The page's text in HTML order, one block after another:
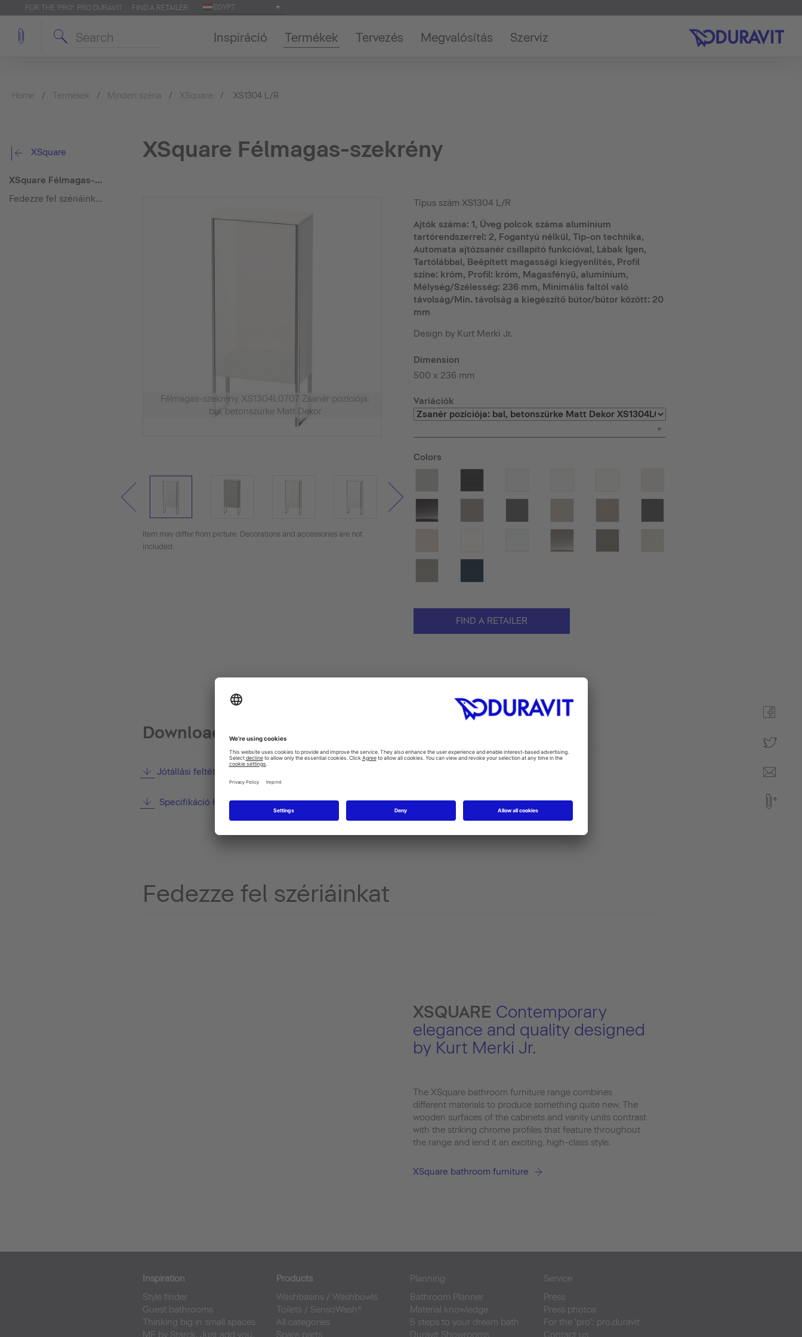
FOR THE 'PRO': PRO.DURAVIT FIND A RETAILER EGYPT
Inspiráció Termékek Tervezés Megvalósítás Szerviz
Home Termékek Minden széria XSquare XS1304 L/R
XSquare
XSquare Félmagas-szekrény
Fedezze fel szériáinkat
XSquare Félmagas-szekrény
Félmagas-szekrény, XS1304L0707 Zsanér pozíciója:
bal, betonszürke Matt Dekor
Item may differ from picture. Decorations and accessories are not
included.
Típus szám XS1304 L/R
Ajtók száma: 1, Üveg polcok száma alumínium
tartórendszerrel: 2, Fogantyú nélkül, Tip-on technika,
Automata ajtózsanér csillapító funkcióval, Lábak Igen,
Tartólábbal, Beépített magassági kiegyenlítés, Profil
színe: króm, Profil: króm, Magasfényű, alumínium,
Mélység/Szélesség: 236 mm, Minimális faltól való
távolság/Min. távolság a kiegészítő bútor/bútor között: 20
mm
Design by Kurt Merki Jr.
Dimension
500 x 236 mm
Variációk
Colors
FIND A RETAILER
Downloads
Jótállási feltételek
Specifikáció Kézikönyv CAD & tervezéi adatok
Fedezze fel szériáinkat
XSQUARE Contemporary
elegance and quality designed
by Kurt Merki Jr.
The XSquare bathroom furniture range combines
different materials to produce something quite new. The
wooden surfaces of the cabinets and vanity units contrast
with the striking chrome profiles that feature throughout
the range and lend it an exciting, high-class style.
XSquare bathroom furniture
Inspiration
Style finder
Guest bathrooms
Thinking big in small spaces
ME by Starck. Just add you.
Products
Washbasins / Washbowls
Toilets / SensoWash®
All categories
Spare parts
Planning
Bathroom Planner
Material knowledge
5 steps to your dream bath
Duravit Showrooms
Service
Press
Press photos
For the 'pro': pro.duravit
Contact us